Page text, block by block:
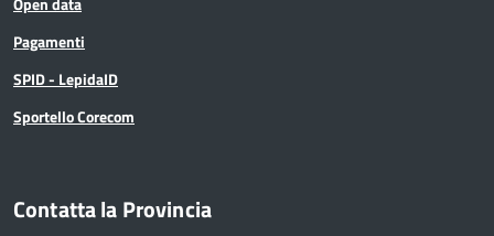
Pagamenti
SPID - LepidaID
Sportello Corecom
Contatta la Provincia